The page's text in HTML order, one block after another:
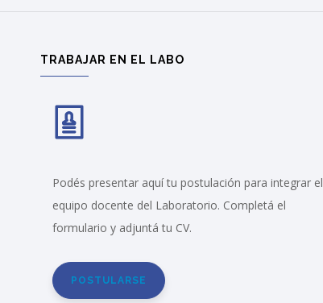
TRABAJAR EN EL LABO
Podés presentar aquí tu postulación para integrar el
equipo docente del Laboratorio. Completá el
formulario y adjuntá tu CV.
POSTULARSE